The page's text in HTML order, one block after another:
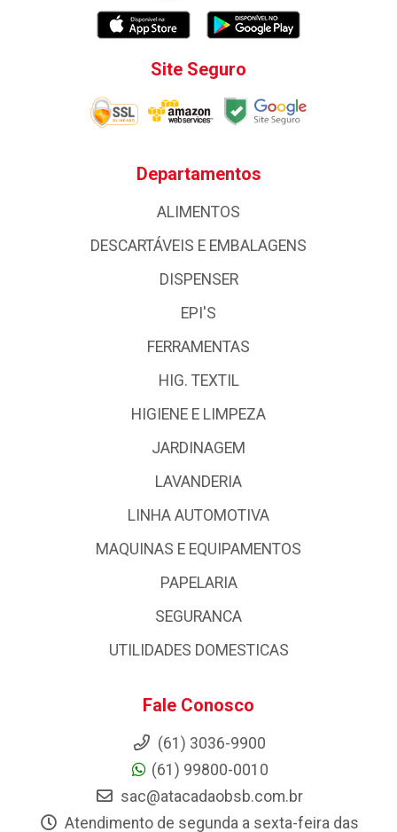
Site Seguro
Departamentos
ALIMENTOS
DESCARTÁVEIS E EMBALAGENS
DISPENSER
EPI'S
FERRAMENTAS
HIG. TEXTIL
HIGIENE E LIMPEZA
JARDINAGEM
LAVANDERIA
LINHA AUTOMOTIVA
MAQUINAS E EQUIPAMENTOS
PAPELARIA
SEGURANCA
UTILIDADES DOMESTICAS
Fale Conosco
(61) 3036-9900
(61) 99800-0010
sac@atacadaobsb.com.br
Atendimento de segunda a sexta-feira das